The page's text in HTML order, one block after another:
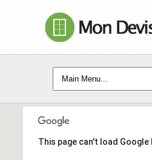
This page can't load